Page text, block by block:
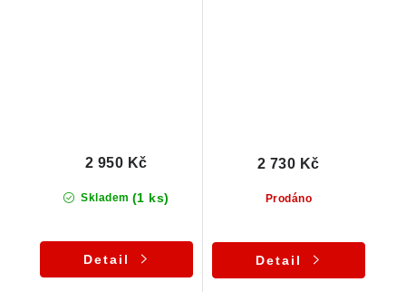
Skladem (1 ks)
2 950 Kč
Detail
Prodáno
2 730 Kč
Detail